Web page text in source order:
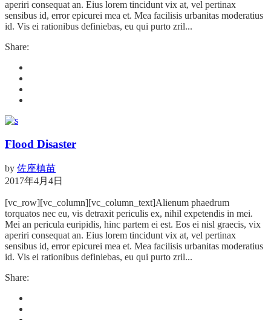
aperiri consequat an. Eius lorem tincidunt vix at, vel pertinax
sensibus id, error epicurei mea et. Mea facilisis urbanitas moderatius
id. Vis ei rationibus definiebas, eu qui purto zril...
Share:
Flood Disaster
by 佐座槙苗
2017年4月4日
[vc_row][vc_column][vc_column_text]Alienum phaedrum
torquatos nec eu, vis detraxit periculis ex, nihil expetendis in mei.
Mei an pericula euripidis, hinc partem ei est. Eos ei nisl graecis, vix
aperiri consequat an. Eius lorem tincidunt vix at, vel pertinax
sensibus id, error epicurei mea et. Mea facilisis urbanitas moderatius
id. Vis ei rationibus definiebas, eu qui purto zril...
Share: